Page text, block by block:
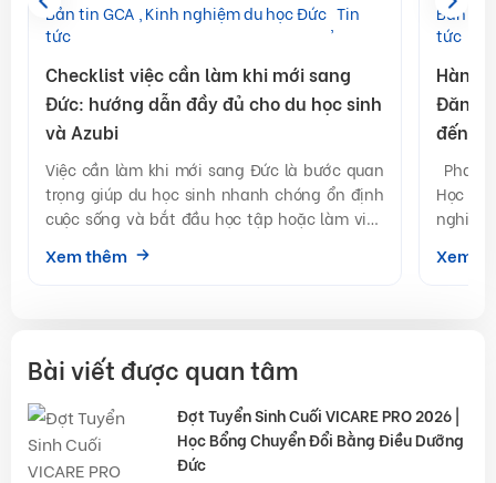
Bản tin GCA Kinh nghiệm du học Đức Tin
tức
Checklist việc cần làm khi mới sang
Đức: hướng dẫn đầy đủ cho du học sinh
và Azubi
Việc cần làm khi mới sang Đức là bước quan
trọng giúp du học sinh nhanh chóng ổn định
cuộc sống và bắt đầu học tập hoặc làm việc
Xem thêm
Bản tin
tức
Hành
Đăng
đến
kim
Phan
Học
ngành
Xem
Bài viết được quan tâm
Đợt Tuyển Sinh Cuối VICARE PRO 2026 |
Học Bổng Chuyển Đổi Bằng Điều Dưỡng
Đức